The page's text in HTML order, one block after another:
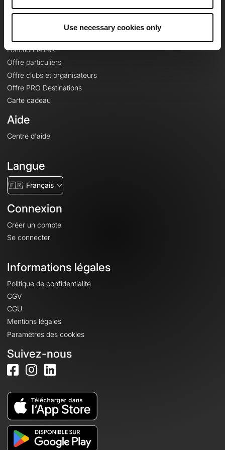
Use necessary cookies only
Fonctionnalités
Offre particuliers
Offre clubs et organisateurs
Offre PRO Destinations
Carte cadeau
Aide
Centre d'aide
Langue
🇫🇷 Français
Connexion
Créer un compte
Se connecter
Informations légales
Politique de confidentialité
CGV
CGU
Mentions légales
Paramètres des cookies
Suivez-nous